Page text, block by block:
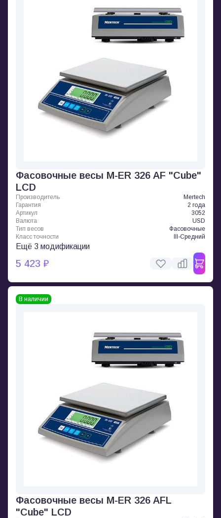
Фасовочные весы M-ER 326 AF "Cube"
LCD
Производитель
Mertech
Гарантия
2 года
Артикул
3052
Валюта
USD
Тип весов
Фасовочные
Класс точности
III-Средний
Ещё 3 модификации
5 423 ₽
В наличии
Фасовочные весы M-ER 326 AFL
"Cube" LCD